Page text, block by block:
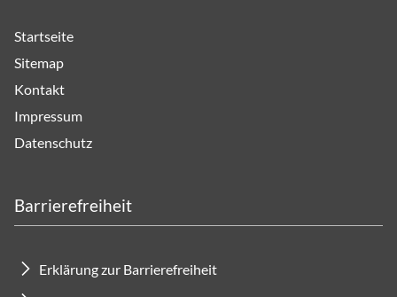
Startseite
Sitemap
Kontakt
Impressum
Datenschutz
Barrierefreiheit
Erklärung zur Barrierefreiheit